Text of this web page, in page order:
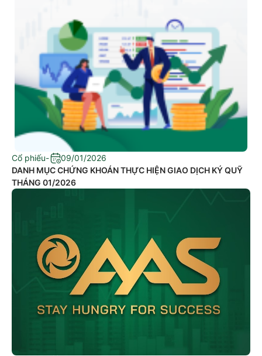
Cổ phiếu-
09/01/2026
DANH MỤC CHỨNG KHOÁN THỰC HIỆN GIAO DỊCH KÝ QUỸ
THÁNG 01/2026